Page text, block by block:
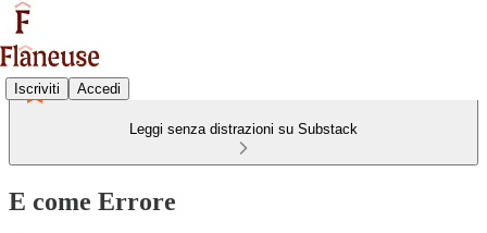
Iscriviti Accedi
Leggi senza distrazioni su Substack
E come Errore